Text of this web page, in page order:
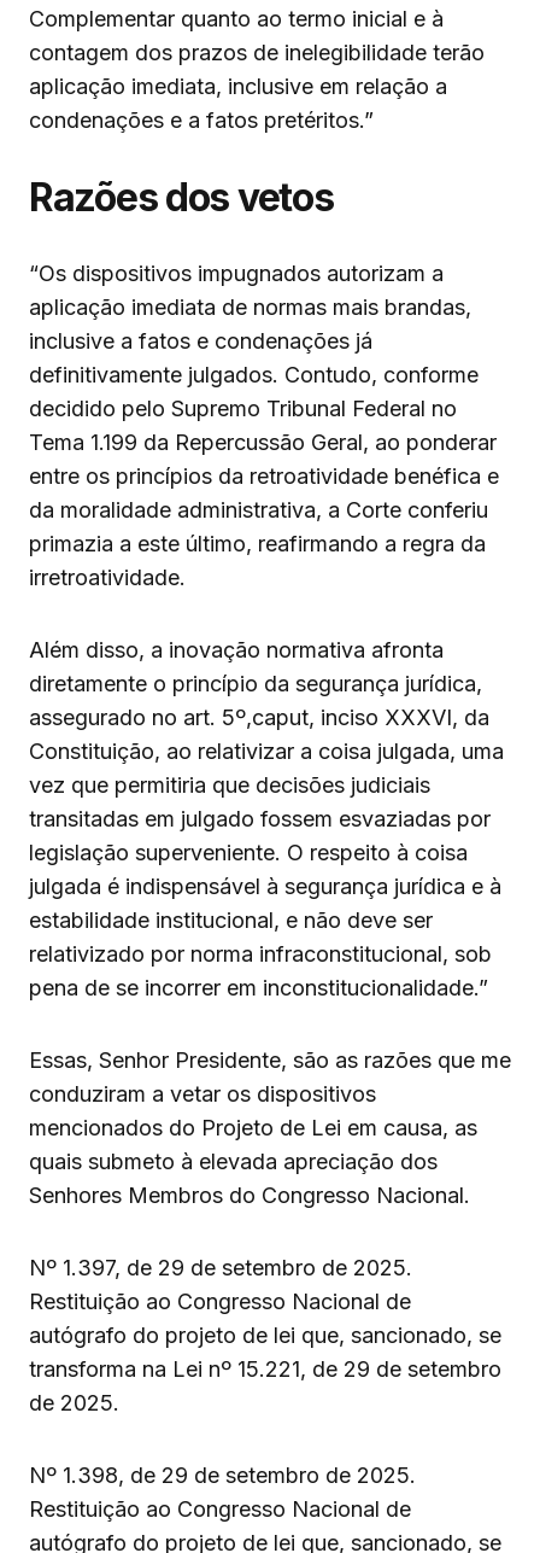
Complementar quanto ao termo inicial e à
contagem dos prazos de inelegibilidade terão
aplicação imediata, inclusive em relação a
condenações e a fatos pretéritos.”
Razões dos vetos
“Os dispositivos impugnados autorizam a
aplicação imediata de normas mais brandas,
inclusive a fatos e condenações já
definitivamente julgados. Contudo, conforme
decidido pelo Supremo Tribunal Federal no
Tema 1.199 da Repercussão Geral, ao ponderar
entre os princípios da retroatividade benéfica e
da moralidade administrativa, a Corte conferiu
primazia a este último, reafirmando a regra da
irretroatividade.
Além disso, a inovação normativa afronta
diretamente o princípio da segurança jurídica,
assegurado no art. 5º,caput, inciso XXXVI, da
Constituição, ao relativizar a coisa julgada, uma
vez que permitiria que decisões judiciais
transitadas em julgado fossem esvaziadas por
legislação superveniente. O respeito à coisa
julgada é indispensável à segurança jurídica e à
estabilidade institucional, e não deve ser
relativizado por norma infraconstitucional, sob
pena de se incorrer em inconstitucionalidade.”
Essas, Senhor Presidente, são as razões que me
conduziram a vetar os dispositivos
mencionados do Projeto de Lei em causa, as
quais submeto à elevada apreciação dos
Senhores Membros do Congresso Nacional.
Nº 1.397, de 29 de setembro de 2025.
Restituição ao Congresso Nacional de
autógrafo do projeto de lei que, sancionado, se
transforma na Lei nº 15.221, de 29 de setembro
de 2025.
Nº 1.398, de 29 de setembro de 2025.
Restituição ao Congresso Nacional de
autógrafo do projeto de lei que, sancionado, se